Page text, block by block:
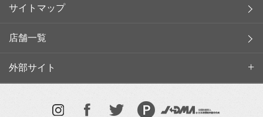
サイトマップ
店舗一覧
外部サイト